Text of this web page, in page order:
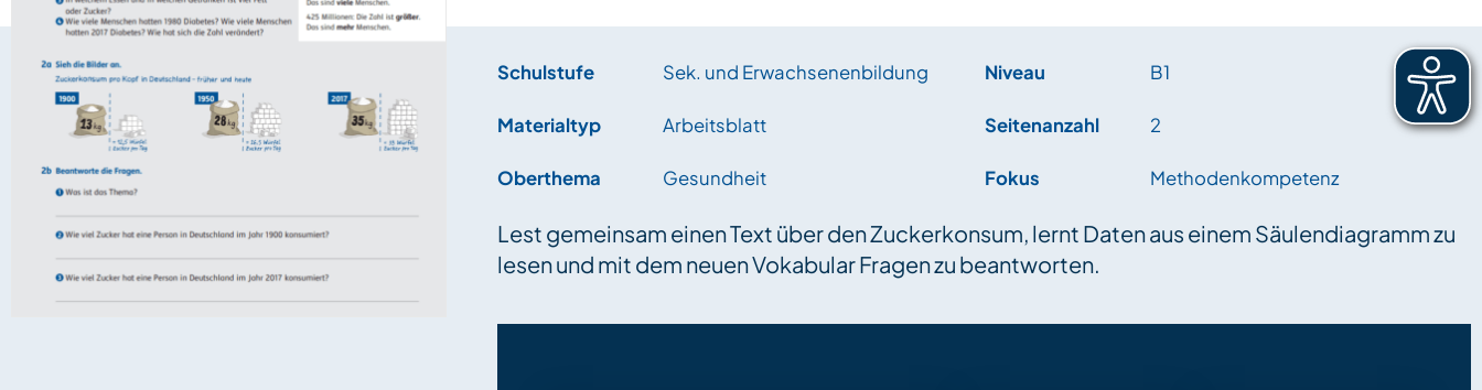
Schulstufe Sek. und Erwachsenenbildung
Materialtyp Arbeitsblatt
Oberthema Gesundheit
Niveau B1
Seitenanzahl 2
Fokus Methodenkompetenz
Lest gemeinsam einen Text über den Zuckerkonsum, lernt Daten aus einem Säulendiagramm zu
lesen und mit dem neuen Vokabular Fragen zu beantworten.